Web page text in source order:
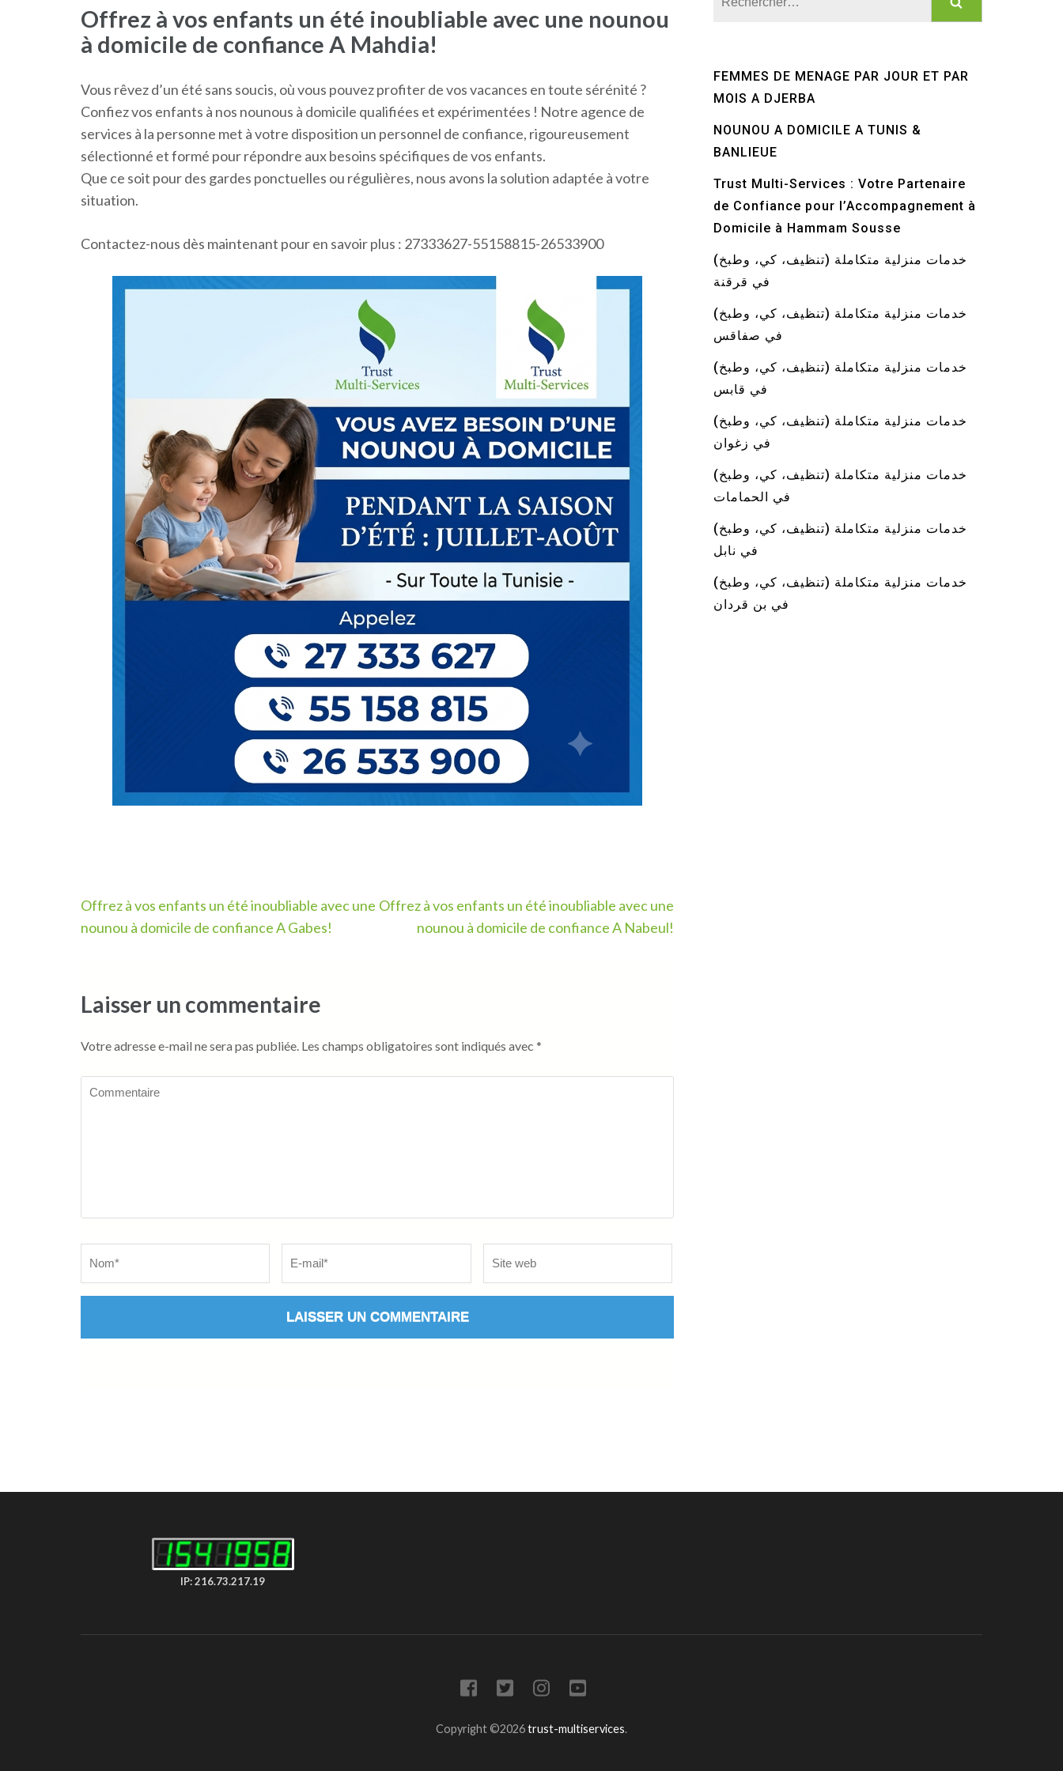
Offrez à vos enfants un été inoubliable avec une nounou
à domicile de confiance A Mahdia!
Vous rêvez d’un été sans soucis, où vous pouvez profiter de vos vacances en toute sérénité ?
Confiez vos enfants à nos nounous à domicile qualifiées et expérimentées ! Notre agence de
services à la personne met à votre disposition un personnel de confiance, rigoureusement
sélectionné et formé pour répondre aux besoins spécifiques de vos enfants.
Que ce soit pour des gardes ponctuelles ou régulières, nous avons la solution adaptée à votre
situation.
Contactez-nous dès maintenant pour en savoir plus : 27333627-55158815-26533900
Navigation
de
Offrez à vos enfants un été inoubliable avec une
nounou à domicile de confiance A Gabes!
Offrez à vos enfants un été inoubliable avec une
nounou à domicile de confiance A Nabeul!
Laisser un commentaire
Votre adresse e-mail ne sera pas publiée. Les champs obligatoires sont indiqués avec *
Commentaire
FEMMES DE MENAGE PAR JOUR ET PAR
MOIS A DJERBA
NOUNOU A DOMICILE A TUNIS &
BANLIEUE
Trust Multi-Services : Votre Partenaire
de Confiance pour l’Accompagnement à
Domicile à Hammam Sousse
خدمات منزلية متكاملة (تنظيف، كي، وطبخ)
في قرقنة
خدمات منزلية متكاملة (تنظيف، كي، وطبخ)
في صفاقس
خدمات منزلية متكاملة (تنظيف، كي، وطبخ)
في قابس
خدمات منزلية متكاملة (تنظيف، كي، وطبخ)
في زغوان
خدمات منزلية متكاملة (تنظيف، كي، وطبخ)
في الحمامات
خدمات منزلية متكاملة (تنظيف، كي، وطبخ)
في نابل
خدمات منزلية متكاملة (تنظيف، كي، وطبخ)
في بن قردان
IP: 216.73.217.19
Copyright ©2026trust-multiservices.